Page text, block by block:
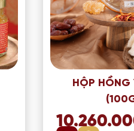
HỘP HỒNG